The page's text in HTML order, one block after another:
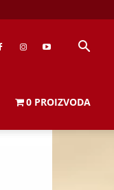
0 PROIZVODA